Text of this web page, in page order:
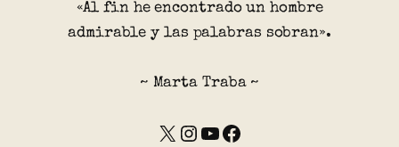
«Al fin he encontrado un hombre
admirable y las palabras sobran».
~ Marta Traba ~
X Instagram YouTube Facebook